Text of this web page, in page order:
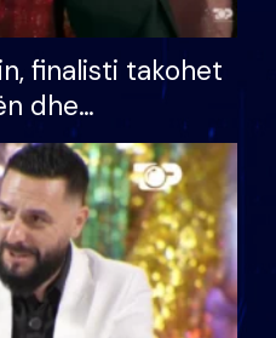
finalisti takohet
dhe
ndonjë letër